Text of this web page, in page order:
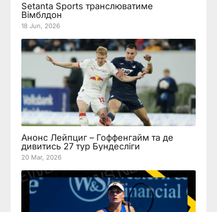
Setanta Sports транслюватиме
Вімблдон
18 Jun, 2026
Анонс Лейпциг – Гоффенгайм та де
дивитись 27 тур Бундесліги
20 Mar, 2026